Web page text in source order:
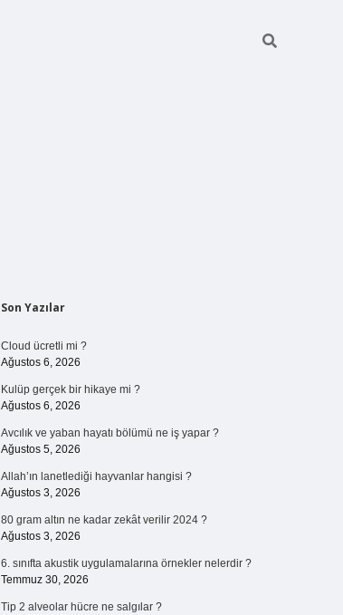
Sidebar
Son Yazılar
Cloud ücretli mi ?
Ağustos 6, 2026
Kulüp gerçek bir hikaye mi ?
Ağustos 6, 2026
Avcılık ve yaban hayatı bölümü ne iş yapar ?
Ağustos 5, 2026
Allah’ın lanetlediği hayvanlar hangisi ?
Ağustos 3, 2026
80 gram altın ne kadar zekât verilir 2024 ?
Ağustos 3, 2026
6. sınıfta akustik uygulamalarına örnekler nelerdir ?
Temmuz 30, 2026
Tip 2 alveolar hücre ne salgılar ?